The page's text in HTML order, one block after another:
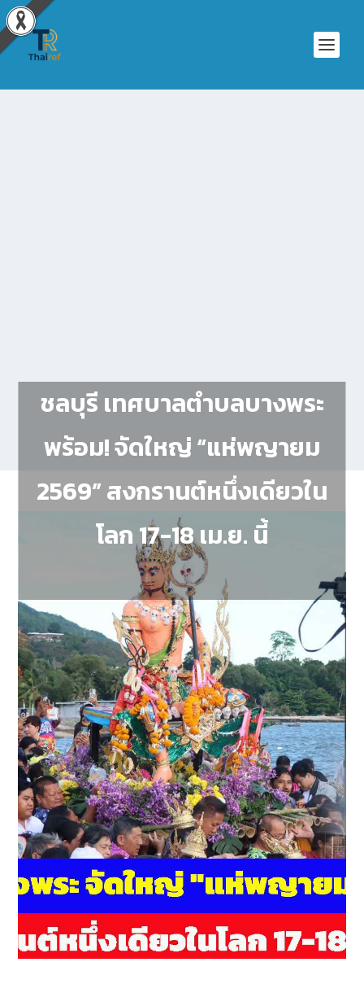
ชลบุรี เทศบาลตำบลบางพระ
พร้อม! จัดใหญ่ “แห่พญายม
2569” สงกรานต์หนึ่งเดียวใน
โลก 17-18 เม.ย. นี้